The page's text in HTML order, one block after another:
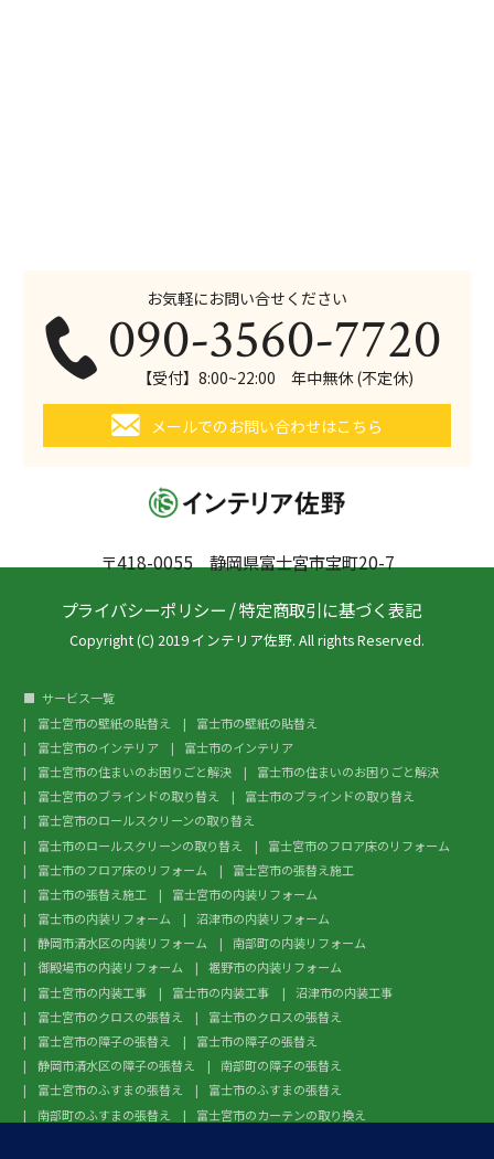
〒418-0055 静岡県富士宮市宝町20-7
お気軽にお問い合せください
090-3560-7720
【受付】8:00~22:00 年中無休 (不定休)
メールでのお問い合わせはこちら
プライバシーポリシー /特定商取引に基づく表記
Copyright (C) 2019 インテリア佐野. All rights Reserved.
サービス一覧
富士宮市の壁紙の貼替え
富士市の壁紙の貼替え
富士宮市のインテリア
富士市のインテリア
富士宮市の住まいのお困りごと解決
富士市の住まいのお困りごと解決
富士宮市のブラインドの取り替え
富士市のブラインドの取り替え
富士宮市のロールスクリーンの取り替え
富士市のロールスクリーンの取り替え
富士宮市のフロア床のリフォーム
富士市のフロア床のリフォーム
富士宮市の張替え施工
富士市の張替え施工
富士宮市の内装リフォーム
富士市の内装リフォーム
沼津市の内装リフォーム
静岡市清水区の内装リフォーム
南部町の内装リフォーム
御殿場市の内装リフォーム
裾野市の内装リフォーム
富士宮市の内装工事
富士市の内装工事
沼津市の内装工事
富士宮市のクロスの張替え
富士市のクロスの張替え
富士宮市の障子の張替え
富士市の障子の張替え
静岡市清水区の障子の張替え
南部町の障子の張替え
富士宮市のふすまの張替え
富士市のふすまの張替え
南部町のふすまの張替え
富士宮市のカーテンの取り換え